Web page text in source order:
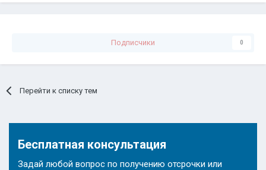
Подписчики 0
Перейти к списку тем
Бесплатная консультация
Задай любой вопрос по получению отсрочки или